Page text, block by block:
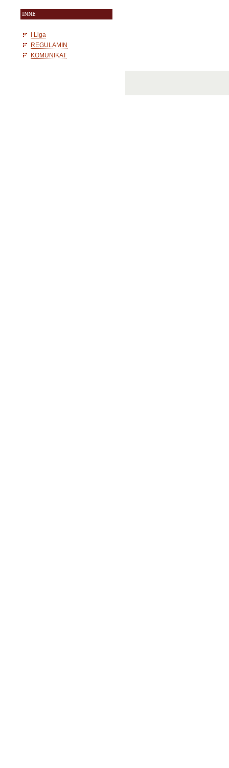
INNE
I Liga
REGULAMIN
KOMUNIKAT